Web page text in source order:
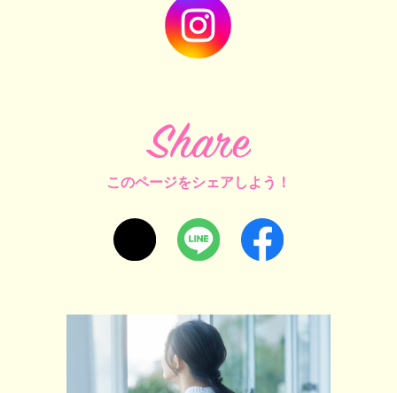
このページをシェアしよう！